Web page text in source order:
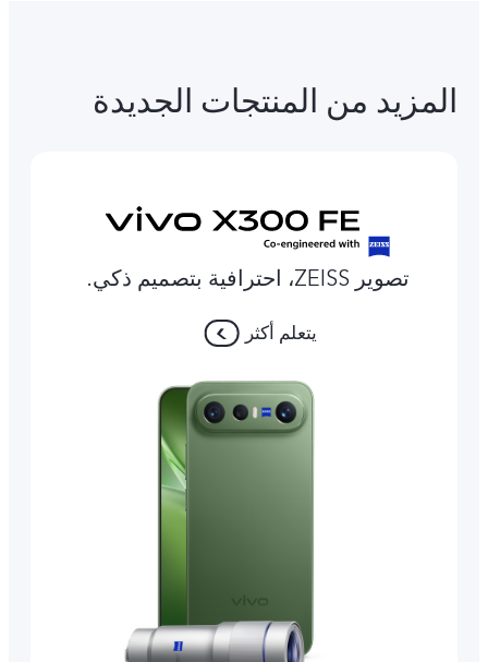
المزيد من المنتجات الجديدة
تصوير ZEISS، احترافية بتصميم ذكي.
يتعلم أكثر